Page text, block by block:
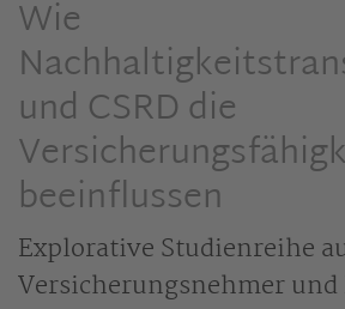
Wie
und CSRD die
beeinflussen
Explorative Studienreihe
Versicherungsnehmer